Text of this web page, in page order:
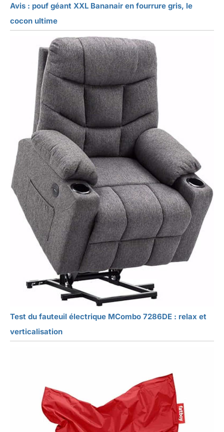
Avis : pouf géant XXL Bananair en fourrure gris, le
cocon ultime
Test du fauteuil électrique MCombo 7286DE : relax et
verticalisation